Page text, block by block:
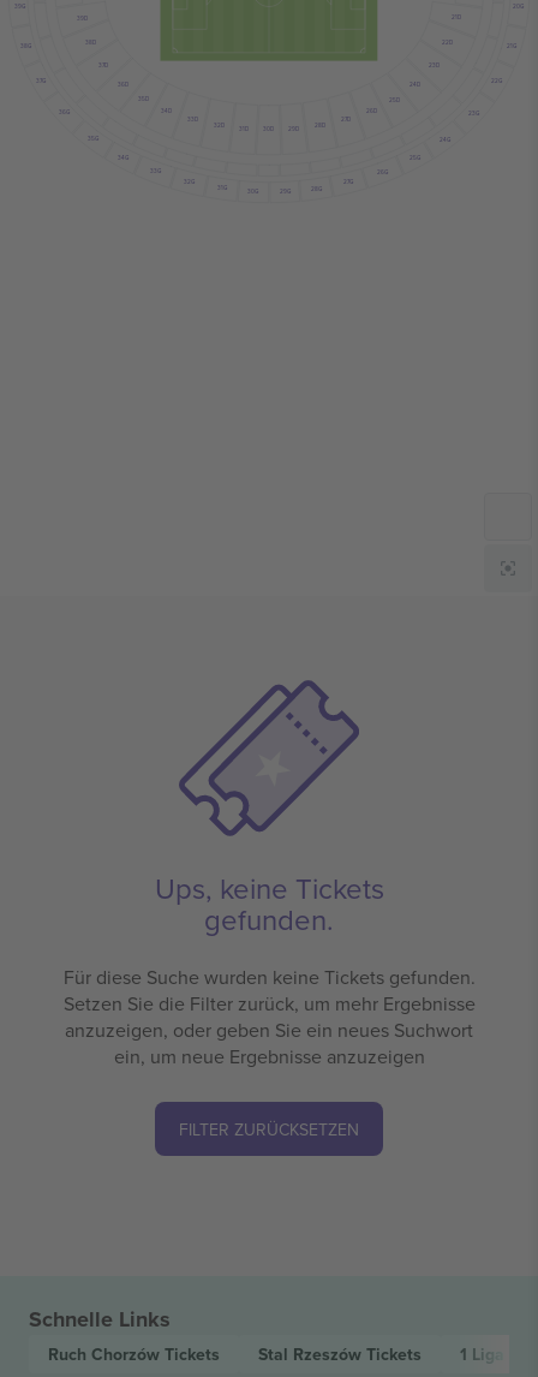
21D
22D
23D
24D
25D
26D
27D
28D
29D
30D
31D
32D
33D
34D
35D
36D
37D
38D
39D
20G
21G
22G
23G
24G
25G
26G
27G
28G
29G
30G
31G
32G
33G
34G
35G
36G
37G
38G
39G
Ups, keine Tickets
gefunden.
Für diese Suche wurden keine Tickets gefunden.
Setzen Sie die Filter zurück, um mehr Ergebnisse
anzuzeigen, oder geben Sie ein neues Suchwort
ein, um neue Ergebnisse anzuzeigen
FILTER ZURÜCKSETZEN
Schnelle Links
Ruch Chorzów Tickets Stal Rzeszów Tickets 1 Liga